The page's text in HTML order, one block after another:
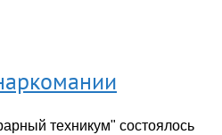
техникум" состоялось